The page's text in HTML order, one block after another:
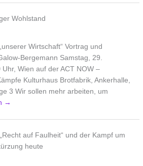
Wohlstand
Wirtschaft“ Vortrag und
Bergemann Samstag, 29.
Wien auf der ACT NOW –
Kulturhaus Brotfabrik, Ankerhalle,
3 Wir sollen mehr arbeiten, um
→
auf Faulheit“ und der Kampf um
heute